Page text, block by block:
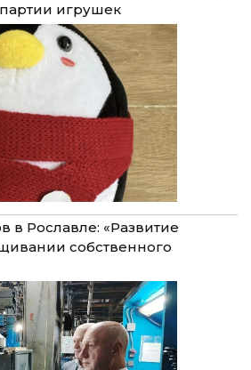
игрушек
в Рославле: «Развитие
собственного